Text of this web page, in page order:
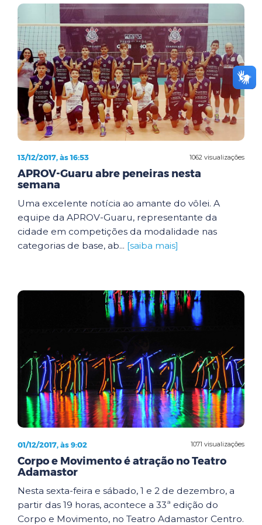
1062 visualizações
13/12/2017, às 16:53
APROV-Guaru abre peneiras nesta
semana
Uma excelente notícia ao amante do vôlei. A
equipe da APROV-Guaru, representante da
cidade em competições da modalidade nas
categorias de base, ab... [saiba mais]
1071 visualizações
01/12/2017, às 9:02
Corpo e Movimento é atração no Teatro
Adamastor
Nesta sexta-feira e sábado, 1 e 2 de dezembro, a
partir das 19 horas, acontece a 33ª edição do
Corpo e Movimento, no Teatro Adamastor Centro.